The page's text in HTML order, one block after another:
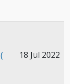
(
18 Jul 2022